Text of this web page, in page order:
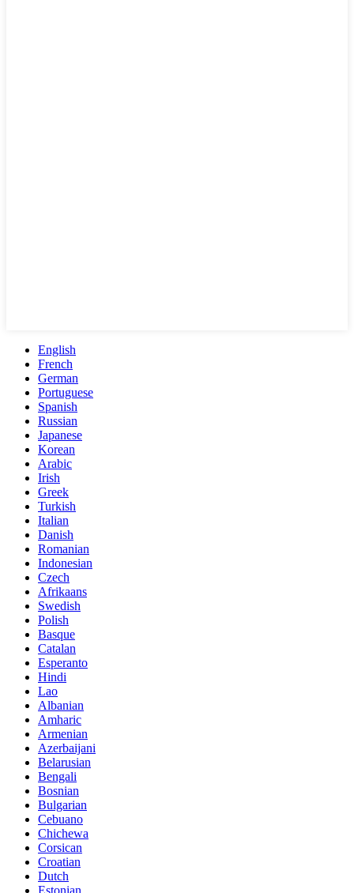
English
French
German
Portuguese
Spanish
Russian
Japanese
Korean
Arabic
Irish
Greek
Turkish
Italian
Danish
Romanian
Indonesian
Czech
Afrikaans
Swedish
Polish
Basque
Catalan
Esperanto
Hindi
Lao
Albanian
Amharic
Armenian
Azerbaijani
Belarusian
Bengali
Bosnian
Bulgarian
Cebuano
Chichewa
Corsican
Croatian
Dutch
Estonian